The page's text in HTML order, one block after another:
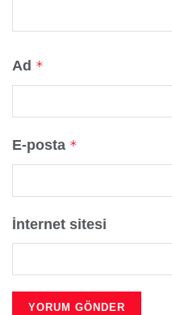
Ad *
E-posta *
İnternet sitesi